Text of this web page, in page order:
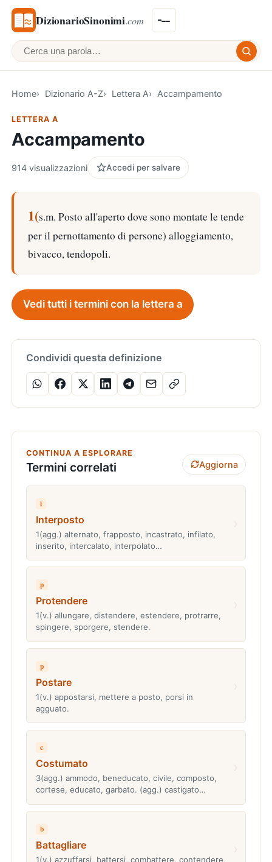
DizionarioSinonimi.com
Cerca una parola
Home Dizionario A-Z Lettera A Accampamento
LETTERA A
Accampamento
914 visualizzazioni Accedi per salvare
1(s.m. Posto all'aperto dove sono montate le tende
per il pernottamento di persone) alloggiamento,
bivacco, tendopoli.
Vedi tutti i termini con la lettera a
Condividi questa definizione
CONTINUA A ESPLORARE
Termini correlati Aggiorna
i
Interposto
1(agg.) alternato, frapposto, incastrato, infilato,
inserito, intercalato, interpolato…
p
Protendere
1(v.) allungare, distendere, estendere, protrarre,
spingere, sporgere, stendere.
p
Postare
1(v.) appostarsi, mettere a posto, porsi in
agguato.
c
Costumato
3(agg.) ammodo, beneducato, civile, composto,
cortese, educato, garbato. (agg.) castigato…
b
Battagliare
1(v.) azzuffarsi, battersi, combattere, contendere,